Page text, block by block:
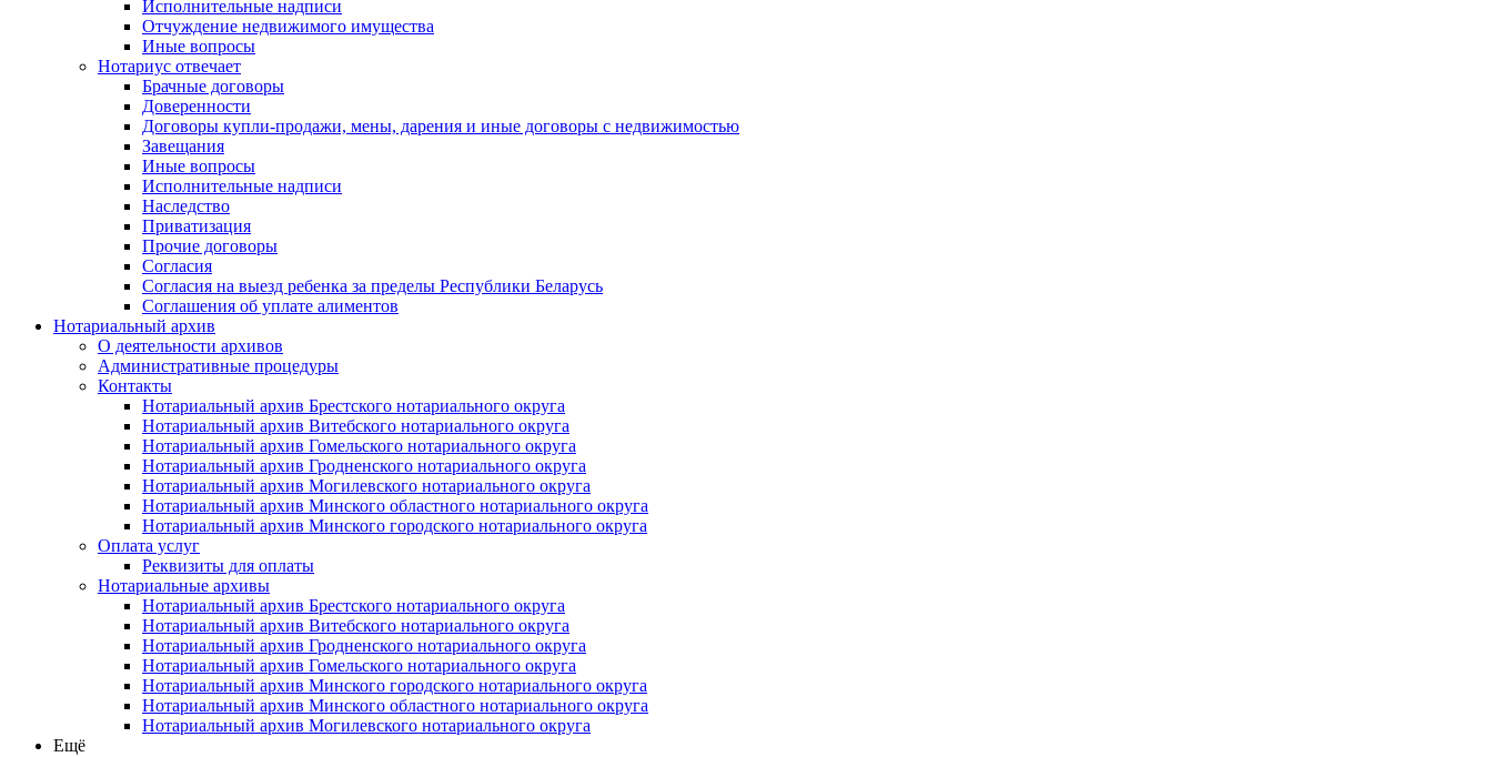
Исполнительные надписи
Отчуждение недвижимого имущества
Иные вопросы
Нотариус отвечает
Брачные договоры
Доверенности
Договоры купли-продажи, мены, дарения и иные договоры с недвижимостью
Завещания
Иные вопросы
Исполнительные надписи
Наследство
Приватизация
Прочие договоры
Согласия
Согласия на выезд ребенка за пределы Республики Беларусь
Соглашения об уплате алиментов
Нотариальный архив
О деятельности архивов
Административные процедуры
Контакты
Нотариальный архив Брестского нотариального округа
Нотариальный архив Витебского нотариального округа
Нотариальный архив Гомельского нотариального округа
Нотариальный архив Гродненского нотариального округа
Нотариальный архив Могилевского нотариального округа
Нотариальный архив Минского областного нотариального округа
Нотариальный архив Минского городского нотариального округа
Оплата услуг
Реквизиты для оплаты
Нотариальные архивы
Нотариальный архив Брестского нотариального округа
Нотариальный архив Витебского нотариального округа
Нотариальный архив Гродненского нотариального округа
Нотариальный архив Гомельского нотариального округа
Нотариальный архив Минского городского нотариального округа
Нотариальный архив Минского областного нотариального округа
Нотариальный архив Могилевского нотариального округа
Ещё